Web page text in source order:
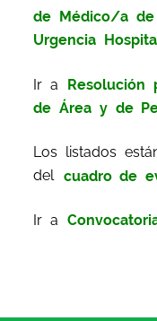
de Médico/a de
Urgencia
Ir a
Resolución
de Área y de
Los listados
del cuadro de
Ir a